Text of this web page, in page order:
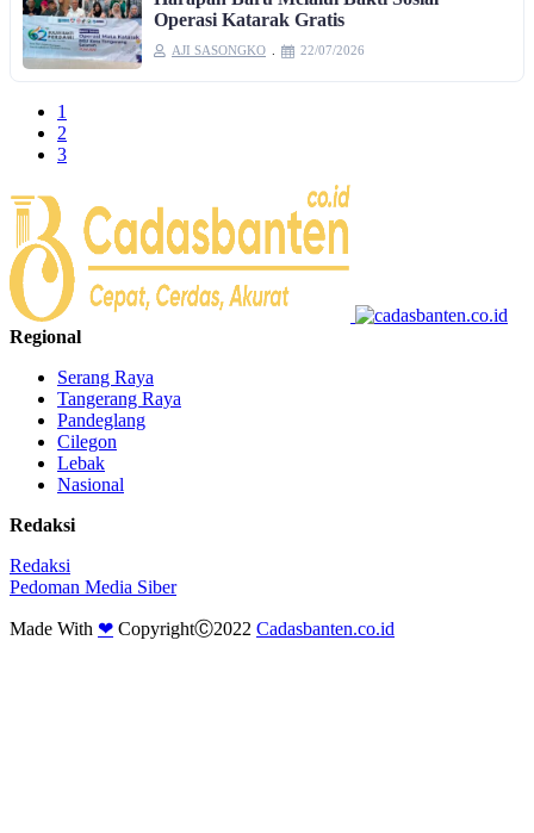
Operasi Katarak Gratis
AJI SASONGKO 22/07/2026
1
2
3
Regional
Serang Raya
Tangerang Raya
Pandeglang
Cilegon
Lebak
Nasional
Redaksi
Redaksi
Pedoman Media Siber
Made With ❤ CopyrightⒸ2022 Cadasbanten.co.id